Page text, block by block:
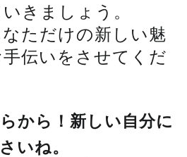
きましょう。
ただけの新しい魅
伝いをさせてくだ
から！新しい自分に
いね。